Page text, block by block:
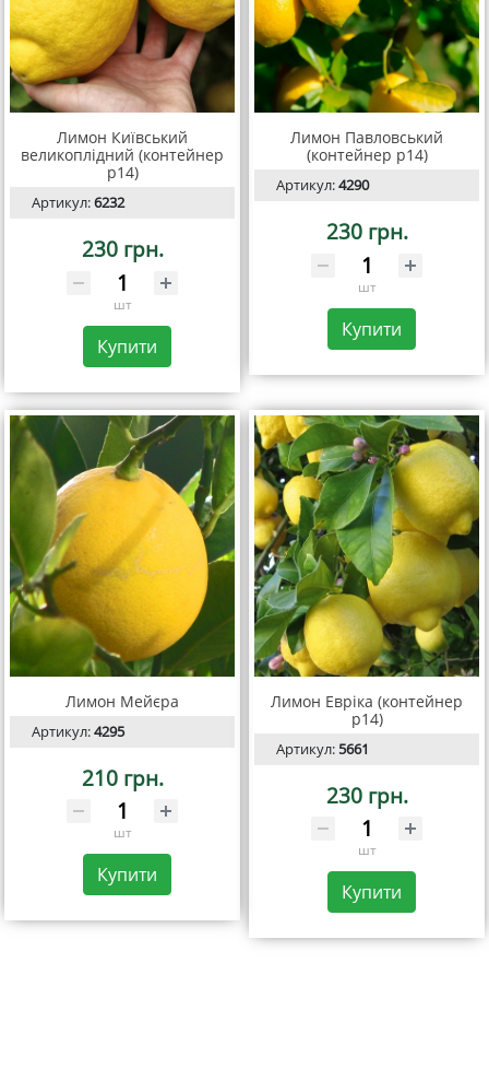
Лимон Київський
великоплідний (контейнер
р14)
Артикул:6232
230 грн.
шт
Купити
Лимон Павловський
(контейнер р14)
Артикул:4290
230 грн.
шт
Купити
Лимон Мейєра
Артикул:4295
210 грн.
шт
Купити
Лимон Евріка (контейнер
р14)
Артикул:5661
230 грн.
шт
Купити